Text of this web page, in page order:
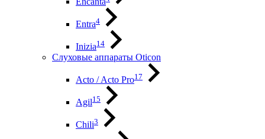
Entra4
Inizia14
Слуховые аппараты Oticon
Acto / Acto Pro17
Agil15
Chili3